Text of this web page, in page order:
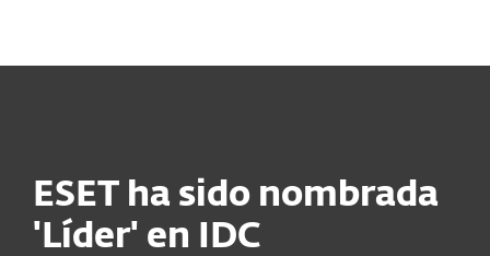
ESET ha sido nombrada
'Líder' en IDC